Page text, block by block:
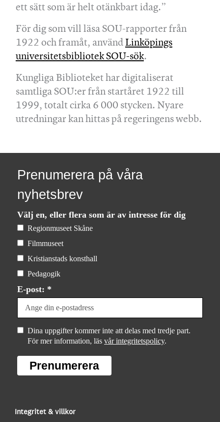
ett sätt som är helt otänkbart idag.”
För dig som vill läsa SOU-rapporter från
1922 och framåt, använd Linköpings
universitetsbibliotek SOU-sök.
Kungliga Biblioteket har digitaliserat
samtliga SOU:er från startåret 1922 till
1999, totalt cirka 6 000 stycken. Nyare
utredningar kan hittas på regeringens webb.
Prenumerera på våra
nyhetsbrev
Välj en, eller flera som är av intresse för dig
Regionmuseet Skåne
Filmmuseet
Kristianstads konsthall
Pedagogik
E-post: *
Dina uppgifter kommer inte att delas med tredje part.
För mer information, läs vår integritetspolicy.
Prenumerera
Integritet & villkor